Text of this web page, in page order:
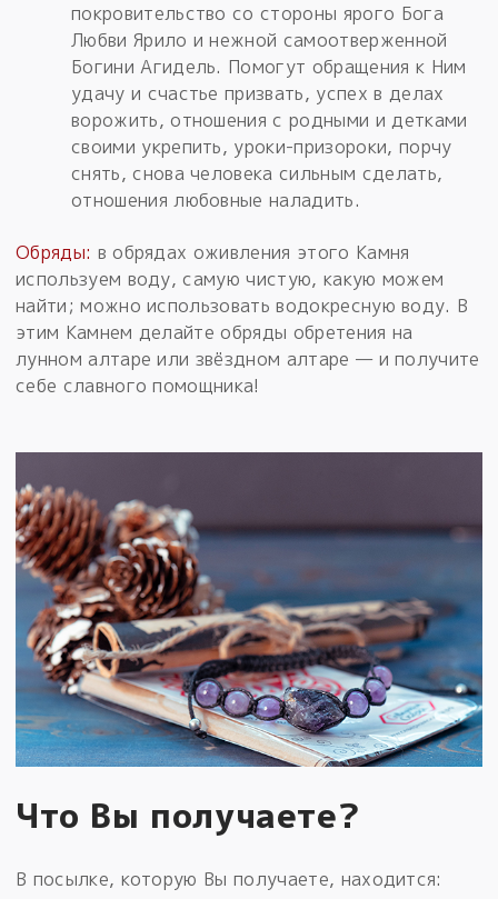
покровительство со стороны ярого Бога
Любви Ярило и нежной самоотверженной
Богини Агидель. Помогут обращения к Ним
удачу и счастье призвать, успех в делах
ворожить, отношения с родными и детками
своими укрепить, уроки-призороки, порчу
снять, снова человека сильным сделать,
отношения любовные наладить.
Обряды: в обрядах оживления этого Камня
используем воду, самую чистую, какую можем
найти; можно использовать водокресную воду. В
этим Камнем делайте обряды обретения на
лунном алтаре или звёздном алтаре — и получите
себе славного помощника!
Что Вы получаете?
В посылке, которую Вы получаете, находится: